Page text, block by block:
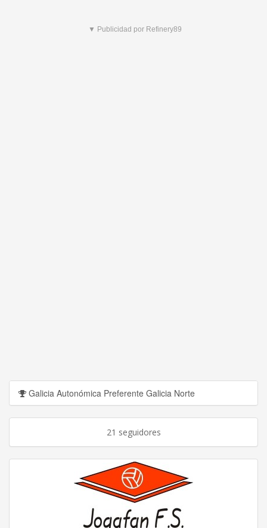
▼ Publicidad por Refinery89
Galicia Autonómica Preferente Galicia Norte
21 seguidores